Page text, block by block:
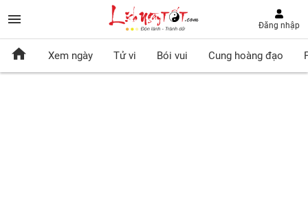
Đăng nhập
Xem ngày Tử vi Bói vui Cung hoàng đạo